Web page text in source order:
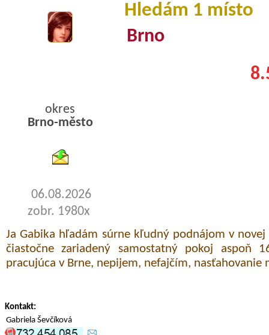
Hledám 1 místo
Brno
okres
Brno-město
06.08.2026
zobr. 1980x
Ja Gabika hľadám súrne kľudný podnájom v
čiastočne zariadený samostatný pokoj aspoň
pracujúca v Brne, nepijem, nefajčím, nasťahovanie
Kontakt:
Gabriela Ševčíková